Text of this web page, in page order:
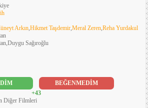
Arkın,Hikmet Taşdemir,Meral Zeren,Reha Yurdakul
Sağıroğlu
BEĞENMEDİM
+43
Diğer Filmleri